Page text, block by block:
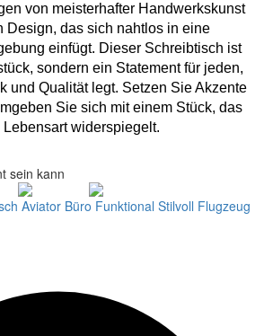
von meisterhafter Handwerkskunst
Design, das sich nahtlos in eine
einfügt. Dieser Schreibtisch ist
sondern ein Statement für jeden,
und Qualität legt. Setzen Sie Akzente
Sie sich mit einem Stück, das
Lebensart widerspiegelt.
sein kann
Aviator Büro Funktional Stilvoll Flugzeug